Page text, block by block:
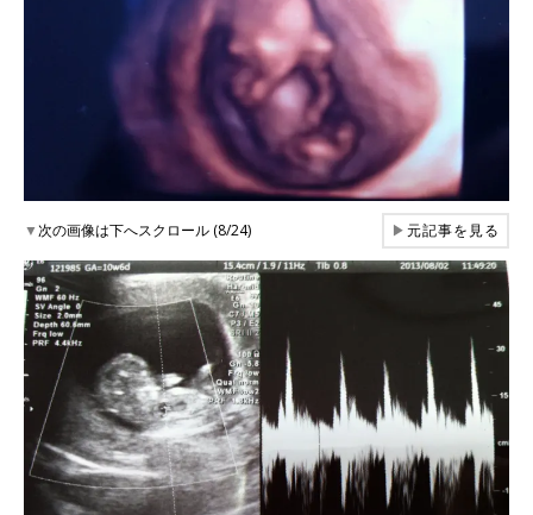
▼次の画像は下へスクロール (8/24) ▶元記事を見る